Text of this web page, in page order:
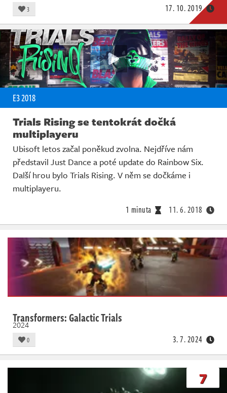
3 17. 10. 2019
E3 2018
Trials Rising se tentokrát dočká
multiplayeru
Ubisoft letos začal poněkud zvolna. Nejdříve nám
představil Just Dance a poté update do Rainbow Six.
Další hrou bylo Trials Rising. V něm se dočkáme i
multiplayeru.
1 minuta 11. 6. 2018
Transformers: Galactic Trials
2024
0 3. 7. 2024
7